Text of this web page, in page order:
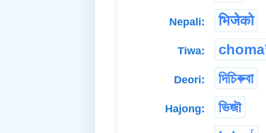
Nepali: भिजेको
Tiwa:
Deori: দিচিৰুবা
Hajong: ভিজৗ